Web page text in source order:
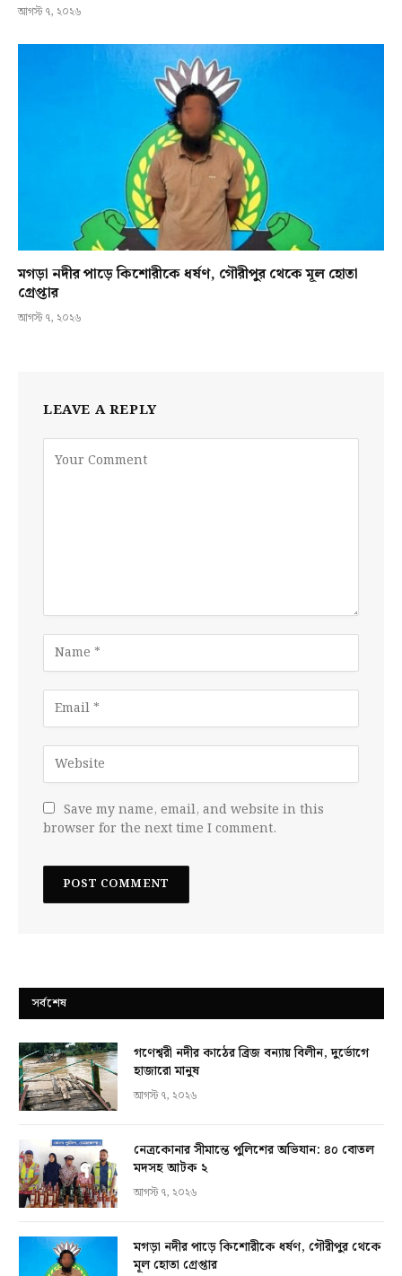
আগস্ট ৭, ২০২৬
মগড়া নদীর পাড়ে কিশোরীকে ধর্ষণ, গৌরীপুর থেকে মূল হোতা
গ্রেপ্তার
আগস্ট ৭, ২০২৬
LEAVE A REPLY
Save my name, email, and website in this
browser for the next time I comment.
সর্বশেষ
গণেশ্বরী নদীর কাঠের ব্রিজ বন্যায় বিলীন, দুর্ভোগে
হাজারো মানুষ
আগস্ট ৭, ২০২৬
নেত্রকোনার সীমান্তে পুলিশের অভিযান: ৪০ বোতল
মদসহ আটক ২
আগস্ট ৭, ২০২৬
মগড়া নদীর পাড়ে কিশোরীকে ধর্ষণ, গৌরীপুর থেকে
মূল হোতা গ্রেপ্তার